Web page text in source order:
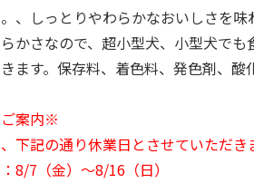
、しっとりやわらかなおいしさを味
かさなので、超小型犬、小型犬でも
ます。保存料、着色料、発色剤、酸
案内※
下記の通り休業日とさせていただき
8/7（金）～8/16（日）